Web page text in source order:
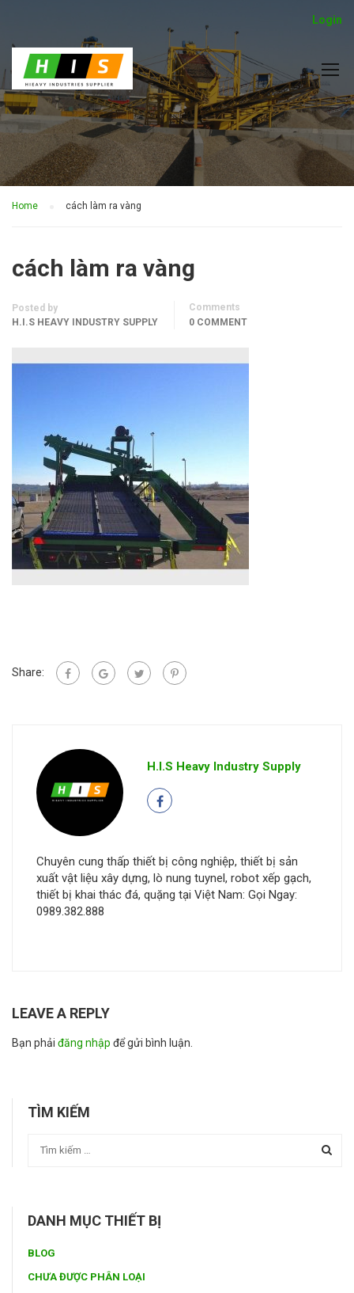
Login
Home cách làm ra vàng
cách làm ra vàng
Posted by
H.I.S HEAVY INDUSTRY SUPPLY
Comments
0 COMMENT
Share:
H.I.S Heavy Industry Supply
Chuyên cung thấp thiết bị công nghiệp, thiết bị sản
xuất vật liệu xây dựng, lò nung tuynel, robot xếp gạch,
thiết bị khai thác đá, quặng tại Việt Nam: Gọi Ngay:
0989.382.888
LEAVE A REPLY
Bạn phải đăng nhập để gửi bình luận.
TÌM KIẾM
DANH MỤC THIẾT BỊ
BLOG
CHƯA ĐƯỢC PHÂN LOẠI